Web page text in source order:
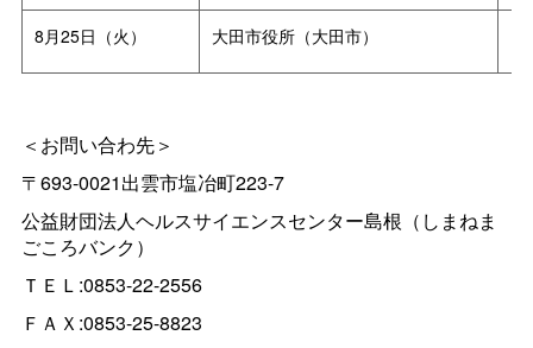
8月25日（火） 大田市役所（大田市）
＜お問い合わ先＞
〒693-0021出雲市塩冶町223-7
公益財団法人ヘルスサイエンスセンター島根（しまねま
ごころバンク）
ＴＥＬ:0853-22-2556
ＦＡＸ :0853-25-8823